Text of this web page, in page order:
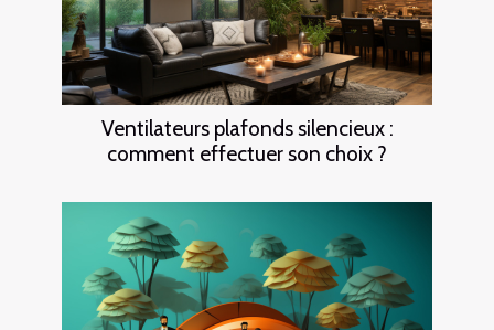
Ventilateurs plafonds silencieux :
comment effectuer son choix ?